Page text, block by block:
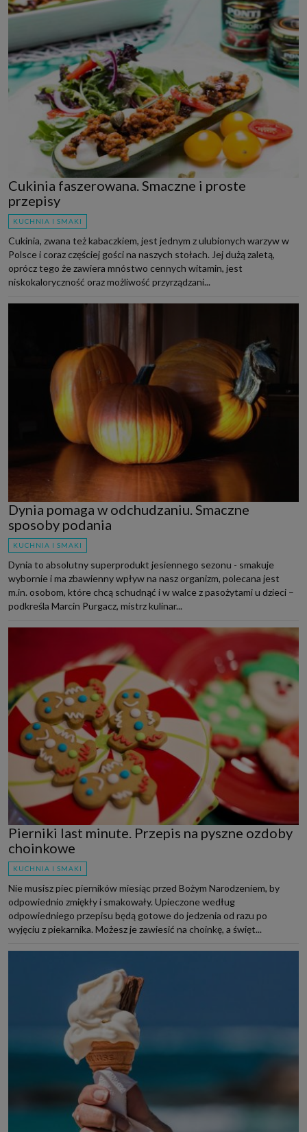
Cukinia faszerowana. Smaczne i proste
przepisy
KUCHNIA I SMAKI
Cukinia, zwana też kabaczkiem, jest jednym z ulubionych warzyw w
Polsce i coraz częściej gości na naszych stołach. Jej dużą zaletą,
oprócz tego że zawiera mnóstwo cennych witamin, jest
niskokaloryczność oraz możliwość przyrządzani...
Dynia pomaga w odchudzaniu. Smaczne
sposoby podania
KUCHNIA I SMAKI
Dynia to absolutny superprodukt jesiennego sezonu - smakuje
wybornie i ma zbawienny wpływ na nasz organizm, polecana jest
m.in. osobom, które chcą schudnąć i w walce z pasożytami u dzieci –
podkreśla Marcin Purgacz, mistrz kulinar...
Pierniki last minute. Przepis na pyszne ozdoby
choinkowe
KUCHNIA I SMAKI
Nie musisz piec pierników miesiąc przed Bożym Narodzeniem, by
odpowiednio zmiękły i smakowały. Upieczone według
odpowiedniego przepisu będą gotowe do jedzenia od razu po
wyjęciu z piekarnika. Możesz je zawiesić na choinkę, a święt...